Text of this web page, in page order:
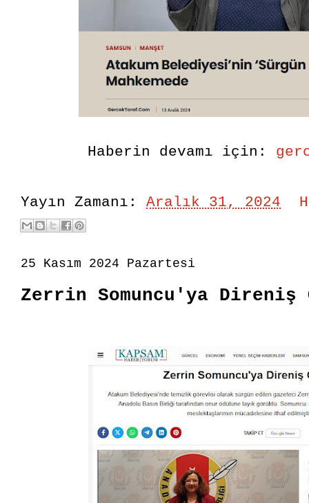
Haberin devamı için:
Yayın Zamanı: Aralık 31, 2024
25 Kasım 2024 Pazartesi
Zerrin Somuncu'ya Direniş